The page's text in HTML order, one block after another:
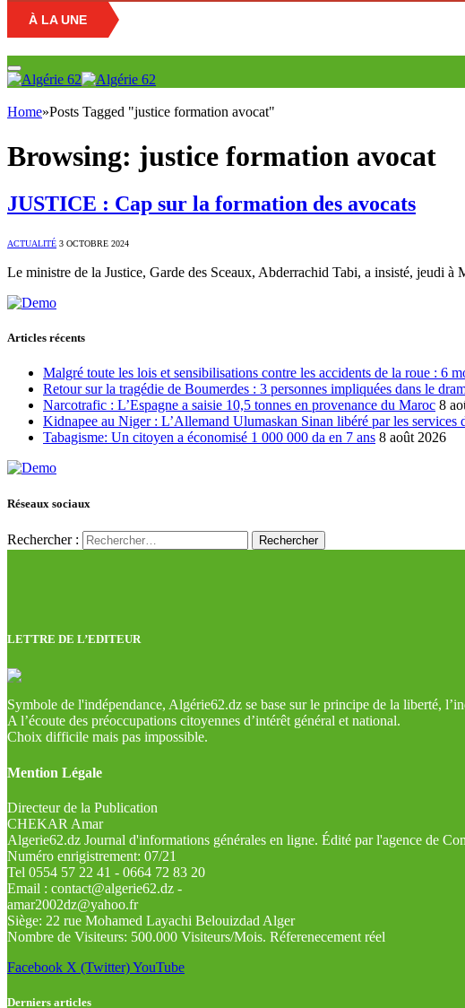
À LA UNE
Home»Posts Tagged "justice formation avocat"
Browsing: justice formation avocat
JUSTICE : Cap sur la formation des avocats
ACTUALITÉ 3 OCTOBRE 2024
Le ministre de la Justice, Garde des Sceaux, Abderrachid Tabi, a insisté, jeudi
Articles récents
Malgré toute les lois et sensibilisations contre les accidents de la roue : 6
Retour sur la tragédie de Boumerdes : 3 personnes impliquées dans le
Narcotrafic : L’Espagne a saisie 10,5 tonnes en provenance du Maroc 8
Kidnapee au Niger : L’Allemand Ulumaskan Sinan libéré par les services
Tabagisme: Un citoyen a économisé 1 000 000 da en 7 ans 8 août 2026
Réseaux sociaux
Rechercher :
LETTRE DE L’EDITEUR
Symbole de l'indépendance, Algérie62.dz se base sur le principe de la liberté,
A l’écoute des préoccupations citoyennes d’intérêt général et national.
Choix difficile mais pas impossible.
Mention Légale
Directeur de la Publication
CHEKAR Amar
Algerie62.dz Journal d'informations générales en ligne. Édité par l'agence de
Numéro enrigistrement: 07/21
Tel 0554 57 22 41 - 0664 72 83 20
Email : contact@algerie62.dz -
amar2002dz@yahoo.fr
Siège: 22 rue Mohamed Layachi Belouizdad Alger
Nombre de Visiteurs: 500.000 Visiteurs/Mois. Réferenecement réel
Facebook X (Twitter)YouTube
Derniers articles